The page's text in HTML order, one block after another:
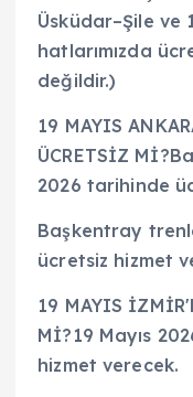
Üsküdar–Şile ve
hatlarımızda
değildir.)
19 MAYIS
ÜCRETSİZ
2026 tarihinde
Başkentray
ücretsiz hizmet
19 MAYIS
Mİ?19 Mayıs
hizmet verecek.